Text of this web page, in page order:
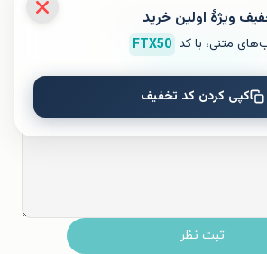
کتاب چه امتیازی می‌دهید؟
۱ ۲ ۳ ۴ ۵
ثبت نظر
متنی، با کد FTX50
کپی کردن کد تخفیف